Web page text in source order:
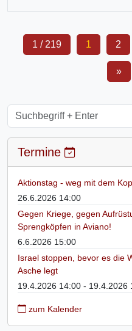
1 / 219 1 2
»
Termine
Aktionstag - weg mit dem
26.6.2026 14:00
Gegen Kriege, gegen
Sprengköpfen in Aviano!
6.6.2026 15:00
Israel stoppen, bevor es die
Asche legt
19.4.2026 14:00 - 19.4.2026
zum Kalender